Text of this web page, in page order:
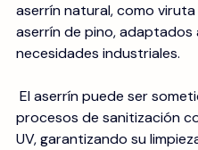
aserrín natural, como
aserrín de pino, adaptados
necesidades industriales.
El aserrín puede ser
procesos de sanitización
UV, garantizando su